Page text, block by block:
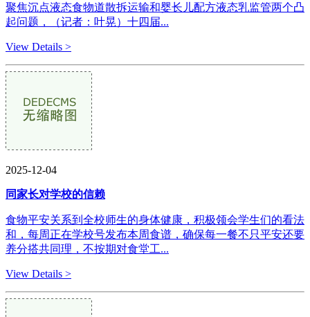
聚焦沉点液态食物道散拆运输和婴长儿配方液态乳监管两个凸
起问题，（记者：叶晃）十四届...
View Details >
2025-12-04
同家长对学校的信赖
食物平安关系到全校师生的身体健康，积极领会学生们的看法
和，每周正在学校号发布本周食谱，确保每一餐不只平安还要
养分搭共同理，不按期对食堂工...
View Details >